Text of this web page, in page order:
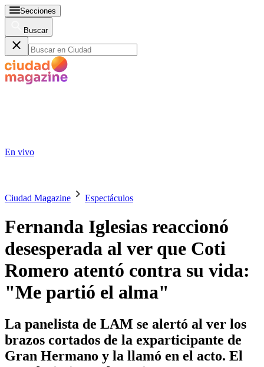
Secciones
Buscar
En vivo
Ciudad Magazine Espectáculos
Fernanda Iglesias reaccionó
desesperada al ver que Coti
Romero atentó contra su vida:
"Me partió el alma"
La panelista de LAM se alertó al ver los
brazos cortados de la exparticipante de
Gran Hermano y la llamó en el acto. El